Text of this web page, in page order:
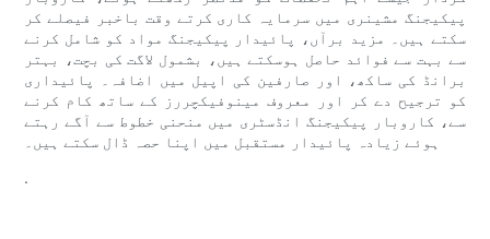
پیکیجنگ مشینری میں سرمایہ کاری کرتے وقت باخبر فیصلے کر
سکتے ہیں۔ مزید برآں، پائیدار پیکیجنگ مواد کو شامل کرنے
سے بہت سے فوائد حاصل ہوسکتے ہیں، بشمول لاگت کی بچت، بہتر
برانڈ کی ساکھ، اور صارفین کی اپیل میں اضافہ۔ پائیداری
کو ترجیح دے کر اور معروف مینوفیکچررز کے ساتھ کام کرنے
سے، کاروبار پیکیجنگ انڈسٹری میں منحنی خطوط سے آگے رہتے
ہوئے زیادہ پائیدار مستقبل میں اپنا حصہ ڈال سکتے ہیں۔
.